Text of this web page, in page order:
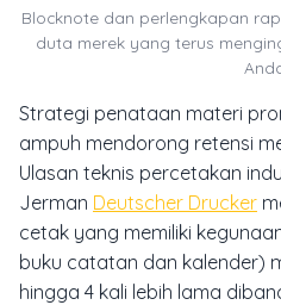
Blocknote dan perlengkapan
duta merek yang terus
Strategi penataan materi
ampuh mendorong retensi
Ulasan teknis percetakan
Jerman Deutscher Drucker
cetak yang memiliki
buku catatan dan kalender)
hingga 4 kali lebih lama